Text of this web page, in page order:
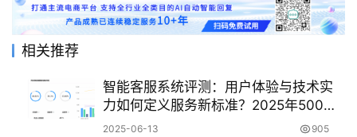
相关推荐
智能客服系统评测：用户体验与技术实
力如何定义服务新标准？2025年500亿
市场背后的服务断层测评：从响应速
2025-06-13 905